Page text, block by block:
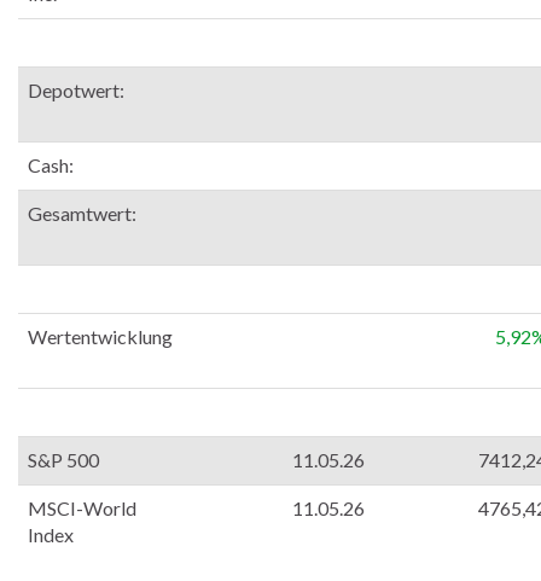
Depotwert:
Cash:
Gesamtwert:
Wertentwicklung
S&P 500 11.05.26
MSCI-World
Index
11.05.26